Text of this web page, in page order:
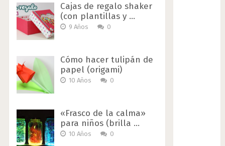
Cajas de regalo shaker
(con plantillas y …
9 Años 0
Cómo hacer tulipán de
papel (origami)
10 Años 0
«Frasco de la calma»
para niños (brilla …
10 Años 0